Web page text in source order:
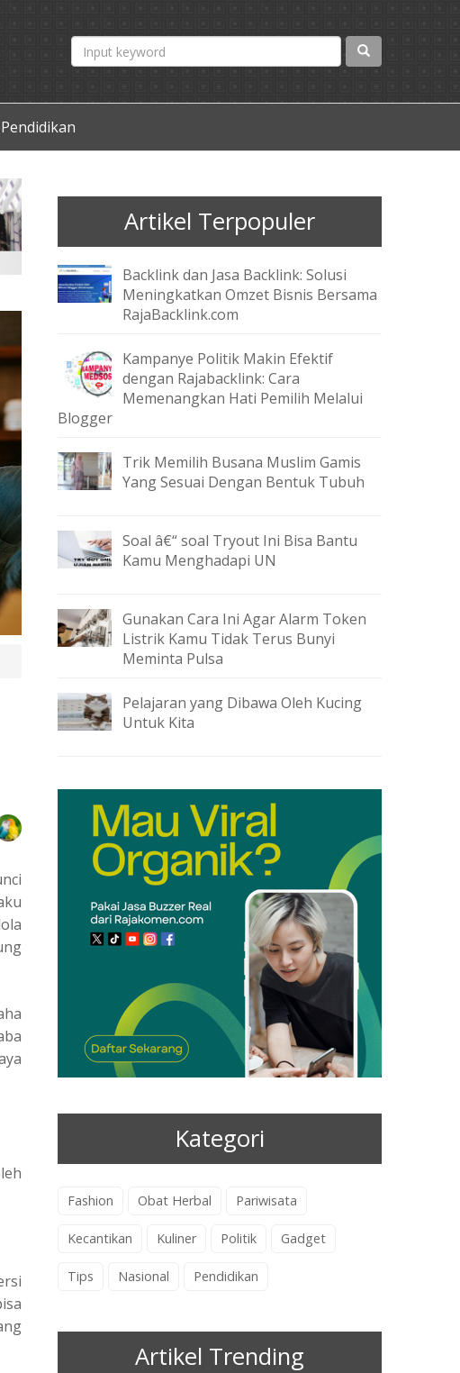
Pendidikan
Artikel Terpopuler
Backlink dan Jasa Backlink: Solusi
Meningkatkan Omzet Bisnis Bersama
RajaBacklink.com
Kampanye Politik Makin Efektif
dengan Rajabacklink: Cara
Memenangkan Hati Pemilih Melalui
Blogger
Trik Memilih Busana Muslim Gamis
Yang Sesuai Dengan Bentuk Tubuh
Soal â€“ soal Tryout Ini Bisa Bantu
Kamu Menghadapi UN
Gunakan Cara Ini Agar Alarm Token
Listrik Kamu Tidak Terus Bunyi
Meminta Pulsa
Pelajaran yang Dibawa Oleh Kucing
Untuk Kita
Kategori
Fashion Obat Herbal Pariwisata
Kecantikan Kuliner Politik Gadget
Tips Nasional Pendidikan
Artikel Trending